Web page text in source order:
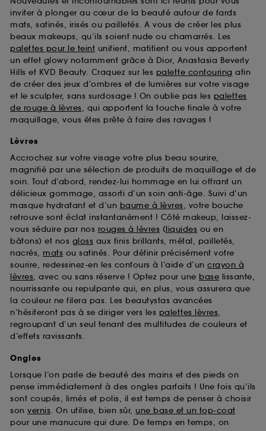
inviter à plonger au cœur de la beauté autour de fards
mats, satinés, irisés ou pailletés. A vous de créer les plus
beaux makeups, qu’ils soient nude ou chamarrés. Les
palettes pour le teint unifient, matifient ou vous apportent
un effet glowy notamment grâce à Dior, Anastasia Beverly
Hills et KVD Beauty. Craquez sur les palette contouring afin
de créer des jeux d’ombres et de lumières sur votre visage
et le sculpter, sans surdosage ! On oublie pas les palettes
de rouge à lèvres, qui apportent la touche finale à votre
maquillage, vous êtes prête à faire des ravages !
Lèvres
Accrochez sur votre visage votre plus beau sourire,
magnifié par une sélection de produits de maquillage et de
soin. Tout d’abord, rendez-lui hommage en lui offrant un
délicieux gommage, assorti d’un soin anti-âge. Suivi d’un
masque hydratant et d’un baume à lèvres, votre bouche
retrouve sont éclat instantanément ! Côté makeup, laissez-
vous séduire par nos rouges à lèvres (liquides ou en
bâtons) et nos gloss aux finis brillants, métal, pailletés,
nacrés, mats ou satinés. Pour définir précisément votre
sourire, redessinez-en les contours à l’aide d’un crayon à
lèvres, avec ou sans réserve ! Optez pour une base lissante,
nourrissante ou repulpante qui, en plus, vous assurera que
la couleur ne filera pas. Les beautystas avancées
n’hésiteront pas à se diriger vers les palettes lèvres,
regroupant d’un seul tenant des multitudes de couleurs et
d’effets ravissants.
Ongles
Lorsque l’on parle de beauté des mains et des pieds on
pense immédiatement à des ongles parfaits ! Une fois qu’ils
sont coupés, limés et polis, il est temps de penser à choisir
son vernis. On utilise, bien sûr, une base et un top-coat
pour une manucure qui dure. De temps en temps, on
d’en améliorer la performance.
Cookies de sécurisation des paiements en ligne :
ils nous permettent de lutter notamment contre les
fraudes aux moyens de paiement et les
usurpations d’identité.
Cookies fonctionnels :il s’agit de cookies
permettant l’affichage et/ou la fourniture de
certaines fonctionnalités du site, tel que les
cookies d’authentification qui sont utilisés afin de
vous faire bénéficier de l’authentification
sans saisir à nouveau votre identifiant et mot de
passe.
A l'exception des cookies techniques, le dépôt et la
lecture de ces traceurs requiert votre accord. Vous
pouvez personnaliser vos choix concernant le dépôt
de ces cookies grâce au bouton "personnaliser mes
choix" ci-dessous ou décider de "tout accepter".
Sephora pourra associer les informations de
navigation collectées par ces Cookies, pour les
finalités acceptées, avec les données personnelles
collectées ou générées lors de votre activité en ligne
ou en magasin. Pour refuser tous les cookies, cliques
sur "continuer sans accepter". Voous pouvez à tout
moment choisir de retirer votrte consentement. Si vous
utilisés,